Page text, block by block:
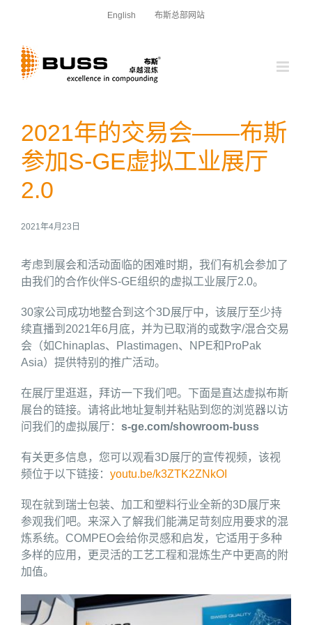
English 布斯总部网站
2021年的交易会——布斯
参加S-GE虚拟工业展厅
2.0
2021年4月23日
考虑到展会和活动面临的困难时期，我们有机会参加了
由我们的合作伙伴S-GE组织的虚拟工业展厅2.0。
30家公司成功地整合到这个3D展厅中，该展厅至少持
续直播到2021年6月底，并为已取消的或数字/混合交易
会（如Chinaplas、Plastimagen、NPE和ProPak
Asia）提供特别的推广活动。
在展厅里逛逛，拜访一下我们吧。下面是直达虚拟布斯
展台的链接。请将此地址复制并粘贴到您的浏览器以访
问我们的虚拟展厅： s-ge.com/showroom-buss
有关更多信息，您可以观看3D展厅的宣传视频，该视
频位于以下链接： youtu.be/k3ZTK2ZNkOI
现在就到瑞士包装、加工和塑料行业全新的3D展厅来
参观我们吧。来深入了解我们能满足苛刻应用要求的混
炼系统。COMPEO会给你灵感和启发，它适用于多种
多样的应用，更灵活的工艺工程和混炼生产中更高的附
加值。